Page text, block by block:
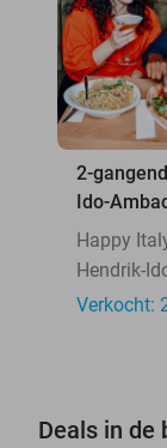
2-
Ido-
Happy
Hendrik-
Verkocht:
Deals in de